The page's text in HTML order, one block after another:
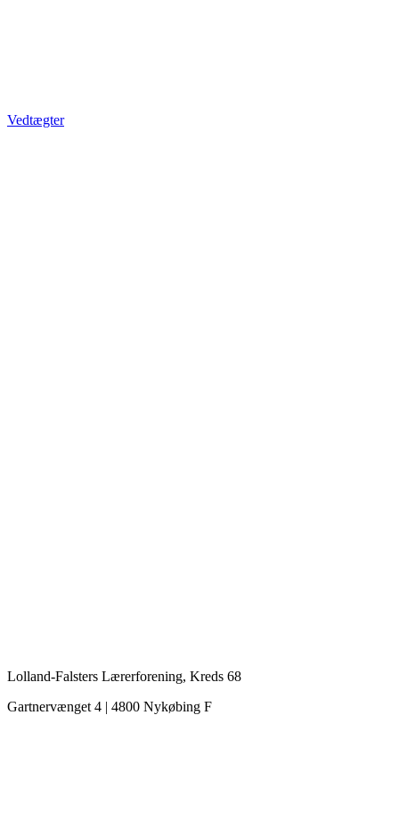
Vedtægter
Lolland-Falsters Lærerforening, Kreds 68
Gartnervænget 4 | 4800 Nykøbing F